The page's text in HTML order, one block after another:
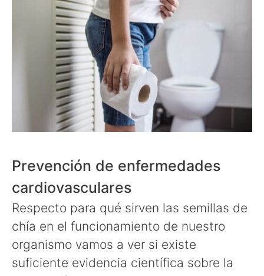
Prevención de enfermedades
cardiovasculares
Respecto para qué sirven las semillas de
chía en el funcionamiento de nuestro
organismo vamos a ver si existe
suficiente evidencia científica sobre la